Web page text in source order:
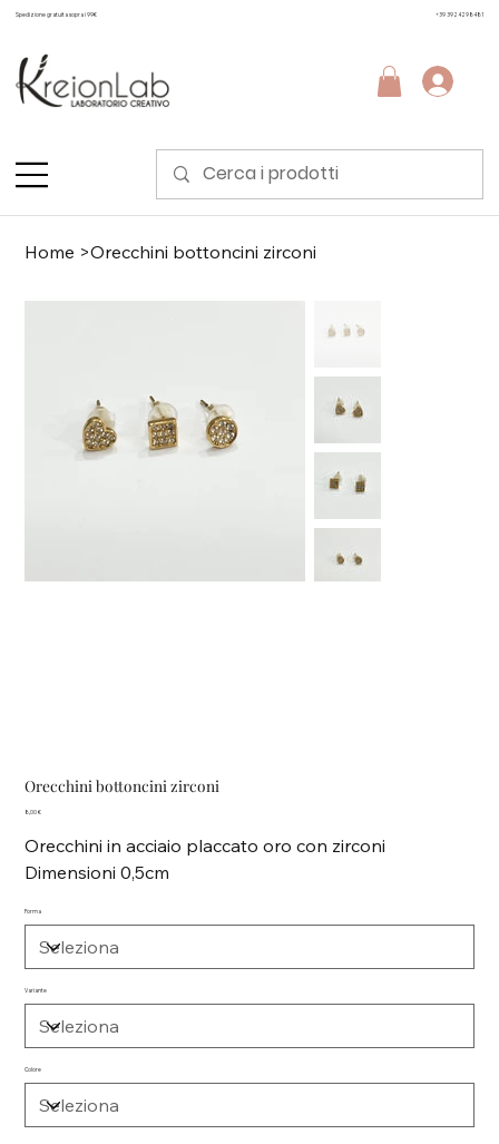
Spedizione gratuita sopra i 99€ +39 3924298481
Home >Orecchini bottoncini zirconi
Orecchini bottoncini zirconi
Prezzo
8,00 €
Orecchini in acciaio placcato oro con zirconi
Dimensioni 0,5cm
Forma
Variante
Colore